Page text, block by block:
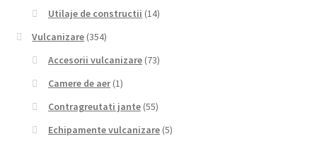
Utilaje de constructii (14)
Vulcanizare (354)
Accesorii vulcanizare (73)
Camere de aer (1)
Contragreutati jante (55)
Echipamente vulcanizare (5)